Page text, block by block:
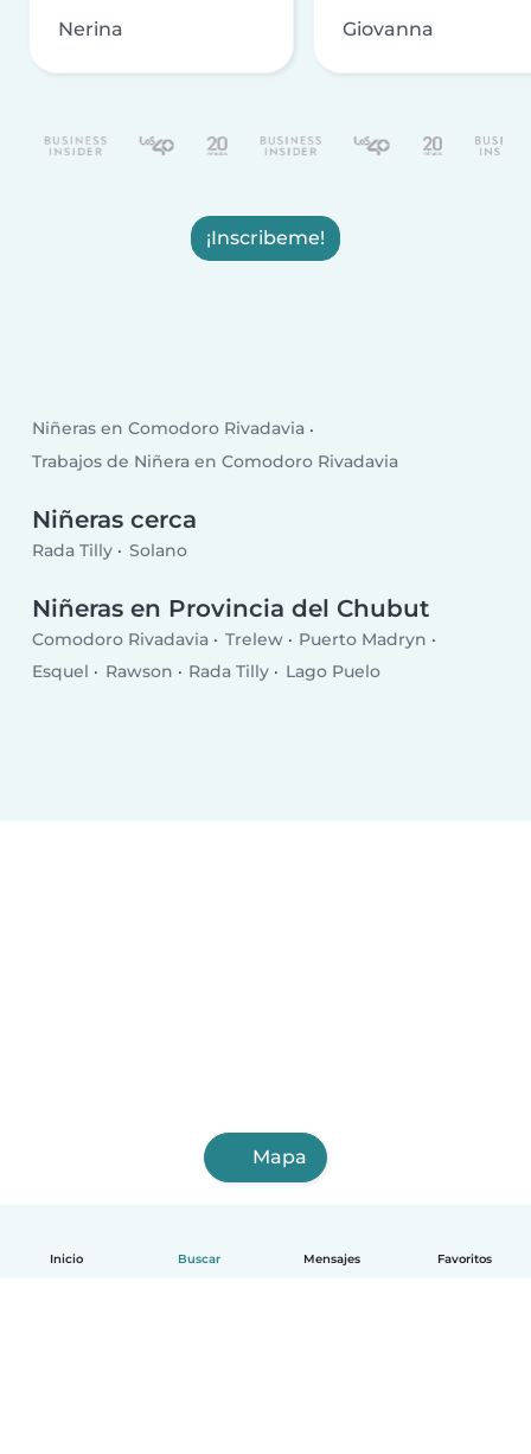
Inicio Buscar Mensajes Favoritos
Nerina Giovanna
¡Inscribeme!
Niñeras en Comodoro Rivadavia
Trabajos de Niñera en Comodoro Rivadavia
Niñeras cerca
Rada Tilly Solano
Niñeras en Provincia del Chubut
Comodoro Rivadavia Trelew
Puerto Madryn
Esquel
Rawson Rada Tilly Lago Puelo
Mapa